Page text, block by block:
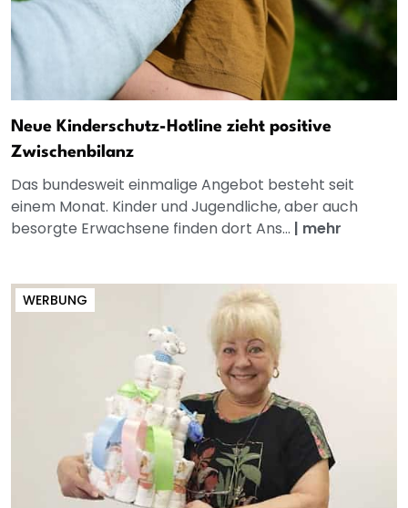
Neue Kinderschutz-Hotline zieht positive
Zwischenbilanz
Das bundesweit einmalige Angebot besteht seit
einem Monat. Kinder und Jugendliche, aber auch
besorgte Erwachsene finden dort Ans... | mehr
WERBUNG